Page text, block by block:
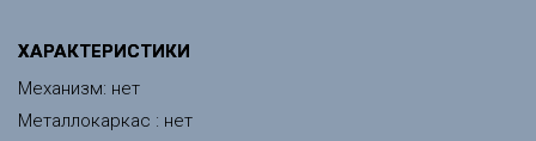
ХАРАКТЕРИСТИКИ
Механизм: нет
Металлокаркас : нет